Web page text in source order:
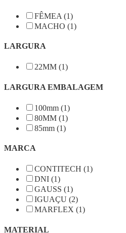
FÊMEA (1)
MACHO (1)
LARGURA
22MM (1)
LARGURA EMBALAGEM
100mm (1)
80MM (1)
85mm (1)
MARCA
CONTITECH (1)
DNI (1)
GAUSS (1)
IGUAÇU (2)
MARFLEX (1)
MATERIAL